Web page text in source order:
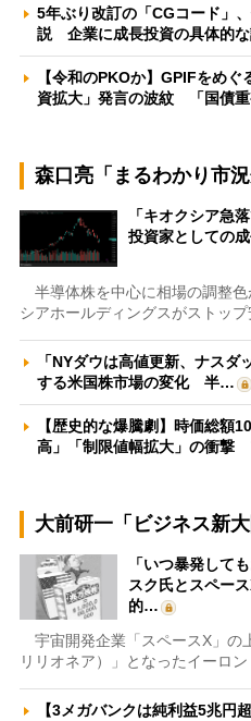
5年ぶり改訂の「CGコード」
説 企業に成長投資の具体的
【令和のPKOか】GPIFをめ
資拡大」発言の波紋 「国債
森口亮「まるわかり市況
「キオクシア急
投資家としての
半導体株を中心に相場の調整
シアホールディングスがストッ
「NYダウは高値更新、ナス
する米国株市場の変化 半…
【歴史的な爆騰劇】時価総額
高」「制限値幅拡大」の衝
大前研一「ビジネス新
「いつ暴発して
スク氏とスペー
的…
宇宙開発企業「スペースX」の
リリオネア）」となったイーロ
【3メガバンクは純利益5兆円